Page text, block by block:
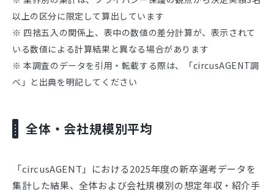
以上の区分に限定して算出しています
※ 四捨五入の関係上、表中の数値の差分計算が、表示されて
いる数値による計算結果と異なる場合があります
※ 本調査のデータを引用・転載する際は、「circusAGENT調
べ」と出典を明記してください
全体・会社規模別平均
「circusAGENT」における2025年度の新卒選考データを
集計した結果、全体および会社規模別の想定年収・紹介手